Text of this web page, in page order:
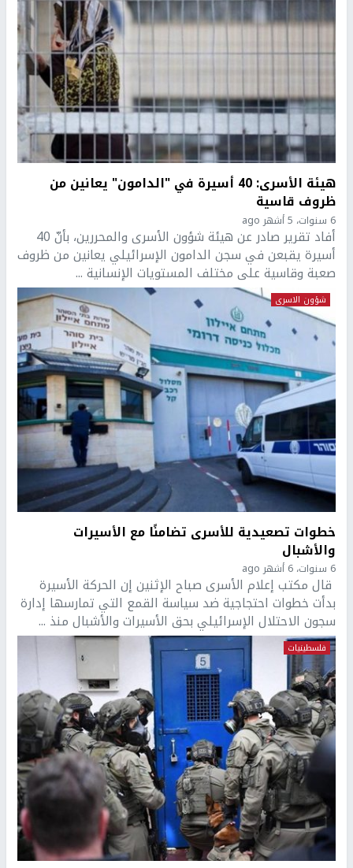
هيئة الأسرى: 40 أسيرة في "الدامون" يعانين من
ظروف قاسية
6 سنوات، 5 أشهر ago
أفاد تقرير صادر عن هيئة شؤون الأسرى والمحررين، بأنّ 40
أسيرة يقبعن في سجن الدامون الإسرائيلي يعانين من ظروف
صعبة وقاسية على مختلف المستويات الإنسانية ...
شؤون الاسرى
خطوات تصعيدية للأسرى تضامنًا مع الأسيرات
والأشبال
6 سنوات، 6 أشهر ago
قال مكتب إعلام الأسرى صباح الإثنين إن الحركة الأسيرة
بدأت خطوات احتجاجية ضد سياسة القمع التي تمارسها إدارة
سجون الاحتلال الإسرائيلي بحق الأسيرات والأشبال منذ ...
فلسطينيات